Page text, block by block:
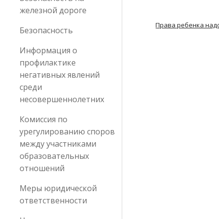
железной дороге
Безопасность
Информация о
профилактике
негативных явлений
среди
несовершеннолетних
Комиссия по
урегулированию споров
между участниками
образовательных
отношений
Меры юридической
ответственности
Права ребенка